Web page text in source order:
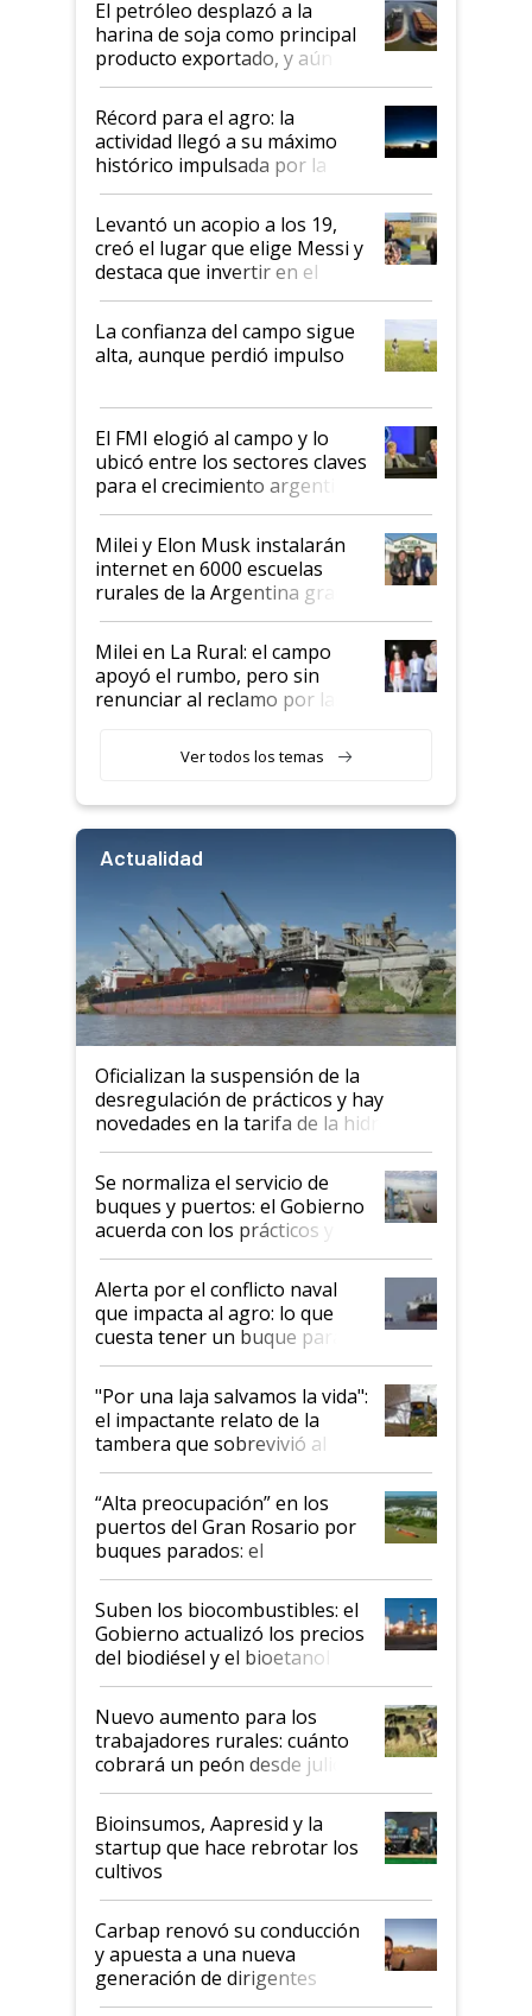
El petróleo desplazó a la
harina de soja como principal
producto exportado, y aún así
el agro aportó casi seis de cada
diez dólares y sostuvo el
liderazgo en un semestre
récord
Récord para el agro: la
actividad llegó a su máximo
histórico impulsada por la
cosecha y las exportaciones
Levantó un acopio a los 19,
creó el lugar que elige Messi y
destaca que invertir en el
kirchnerismo era como "darle
plata a un hijo para droga":
Juan Félix Rossetti, el libertario
que de una dura crisis salió
de Milei
La confianza del campo sigue
alta, aunque perdió impulso
El FMI elogió al campo y lo
ubicó entre los sectores claves
para el crecimiento argentino
Milei y Elon Musk instalarán
internet en 6000 escuelas
rurales de la Argentina gracias
a un acuerdo con Starlink
Milei en La Rural: el campo
apoyó el rumbo, pero sin
renunciar al reclamo por las
Ver todos los temas
Actualidad
Oficializan la suspensión de la
desregulación de prácticos y hay
novedades en la tarifa de la hidrovía
Se normaliza el servicio de
buques y puertos: el Gobierno
acuerda con los prácticos y
suspende el decreto de
desregulación
Alerta por el conflicto naval
que impacta al agro: lo que
cuesta tener un buque parado
y el peligro de que Argentina
pase a ser "país sucio"
"Por una laja salvamos la vida":
el impactante relato de la
tambera que sobrevivió al
tornado
“Alta preocupación” en los
puertos del Gran Rosario por
buques parados: el
funcionamiento de las
exportadoras en tensión tras
la medida de fuerza de los
prácticos
Suben los biocombustibles: el
Gobierno actualizó los precios
del biodiésel y el bioetanol
Nuevo aumento para los
trabajadores rurales: cuánto
cobrará un peón desde julio
Bioinsumos, Aapresid y la
startup que hace rebrotar los
cultivos
Carbap renovó su conducción
y apuesta a una nueva
generación de dirigentes
rurales